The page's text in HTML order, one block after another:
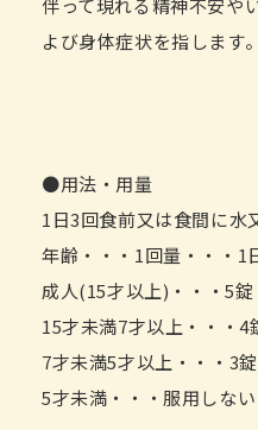
よび身体症状を指します。
●用法・用量
1日3回食前又は食間に水
年齢・・・1回量・・・1
成人(15才以上)・・・5
15才未満7才以上・・・4
7才未満5才以上・・・3
5才未満・・・服用しな